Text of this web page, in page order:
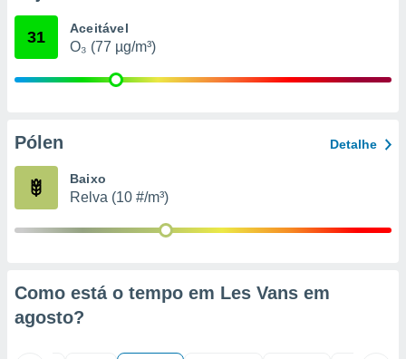
através
de
31 Aceitável
O₃ (77 µg/m³)
Pólen Detalhe
Baixo
Relva (10 #/m³)
Como está o tempo em Les Vans em
agosto?